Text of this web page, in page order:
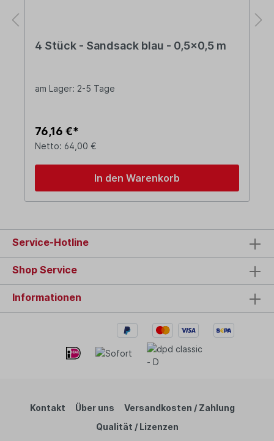
4 Stück - Sandsack blau - 0,5x0,5 m
am Lager: 2-5 Tage
76,16 €*
Netto: 64,00 €
In den Warenkorb
Service-Hotline
Shop Service
Informationen
Kontakt Über uns
Versandkosten / Zahlung
Qualität / Lizenzen